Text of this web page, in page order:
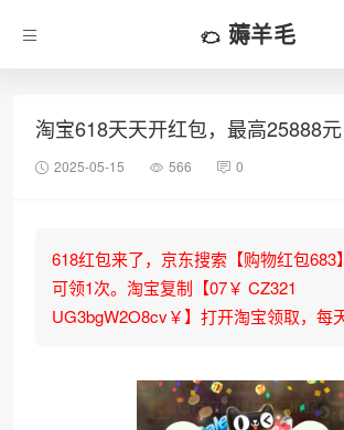
薅羊毛
淘宝618天天开红包，最高25888元
2025-05-15 566 0
618红包来了，京东搜索【购物红包683
可领1次。淘宝复制【07￥ CZ321
UG3bgW2O8cv￥】打开淘宝领取，每